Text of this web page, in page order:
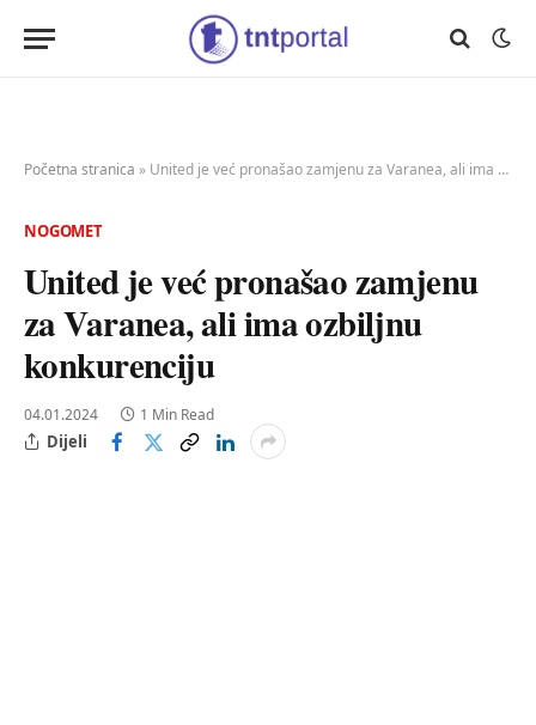
Početna stranica » United je već pronašao zamjenu za Varanea, ali ima ozbiljnu konkurenciju
NOGOMET
United je već pronašao zamjenu
za Varanea, ali ima ozbiljnu
konkurenciju
04.01.2024 1 Min Read
Dijeli